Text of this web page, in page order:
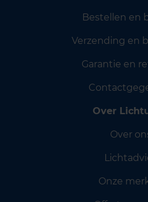
Bestellen en
Verzending en
Garantie en
Over
Over
Onze